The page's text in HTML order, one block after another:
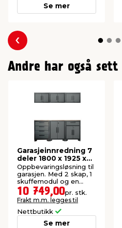
Se mer
Forrige
Andre har også sett
Garasjeinnredning 7
deler 1800 x 1925 x
427 mm
Oppbevaringsløsning til
garasjen. Med 2 skap, 1
skuffemodul og en
benkeplate av furu.
10 749,00pr. stk.
Frakt m.m. legges til
Nettbutikk
Se mer